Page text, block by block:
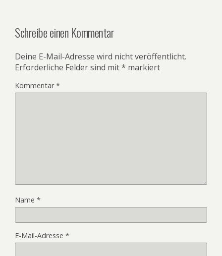
Schreibe einen Kommentar
Deine E-Mail-Adresse wird nicht veröffentlicht.
Erforderliche Felder sind mit* markiert
Kommentar*
Name *
E-Mail-Adresse *